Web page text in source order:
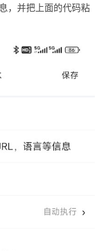
，并把上面的代码粘